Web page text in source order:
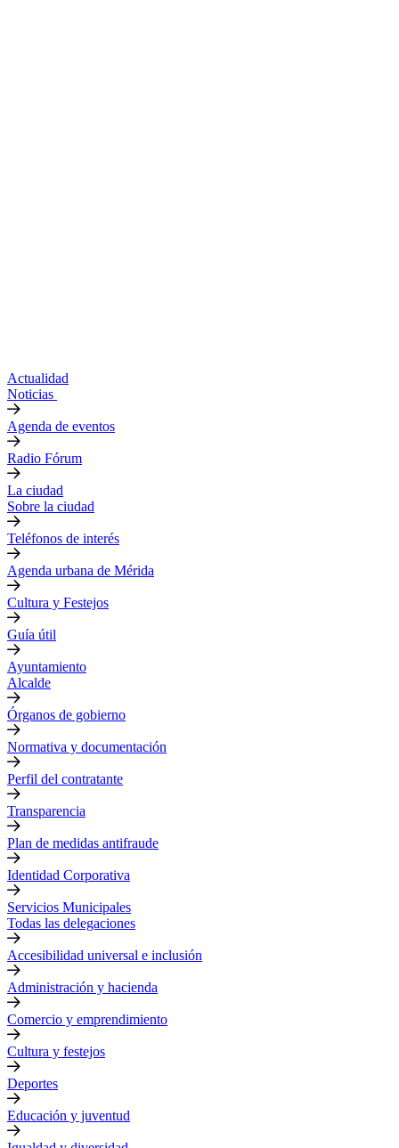
Actualidad
Noticias
Agenda de eventos
Radio Fórum
La ciudad
Sobre la ciudad
Teléfonos de interés
Agenda urbana de Mérida
Cultura y Festejos
Guía útil
Ayuntamiento
Alcalde
Órganos de gobierno
Normativa y documentación
Perfil del contratante
Transparencia
Plan de medidas antifraude
Identidad Corporativa
Servicios Municipales
Todas las delegaciones
Accesibilidad universal e inclusión
Administración y hacienda
Comercio y emprendimiento
Cultura y festejos
Deportes
Educación y juventud